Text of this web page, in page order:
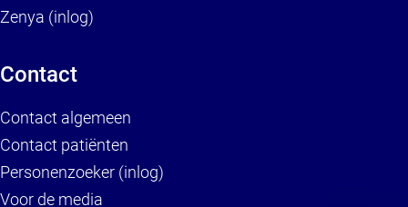
Zenya (inlog)
Contact
Contact algemeen
Contact patiënten
Personenzoeker (inlog)
Voor de media